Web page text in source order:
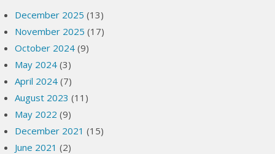
December 2025 (13)
November 2025 (17)
October 2024 (9)
May 2024 (3)
April 2024 (7)
August 2023 (11)
May 2022 (9)
December 2021 (15)
June 2021 (2)